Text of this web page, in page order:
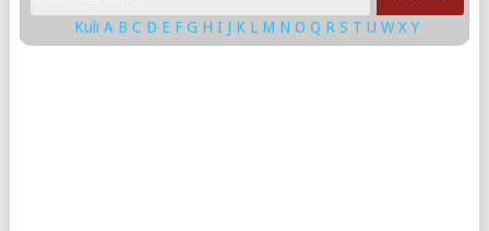
KuliA BC D E FG HI J K L M NOQ RS TUWXY